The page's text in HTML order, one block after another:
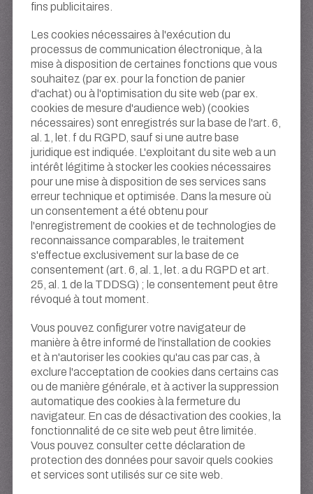
fins publicitaires.
Les cookies nécessaires à l'exécution du
processus de communication électronique, à la
mise à disposition de certaines fonctions que vous
souhaitez (par ex. pour la fonction de panier
d'achat) ou à l'optimisation du site web (par ex.
cookies de mesure d'audience web) (cookies
nécessaires) sont enregistrés sur la base de l'art. 6,
al. 1, let. f du RGPD, sauf si une autre base
juridique est indiquée. L'exploitant du site web a un
intérêt légitime à stocker les cookies nécessaires
pour une mise à disposition de ses services sans
erreur technique et optimisée. Dans la mesure où
un consentement a été obtenu pour
l'enregistrement de cookies et de technologies de
reconnaissance comparables, le traitement
s'effectue exclusivement sur la base de ce
consentement (art. 6, al. 1, let. a du RGPD et art.
25, al. 1 de la TDDSG) ; le consentement peut être
révoqué à tout moment.
Vous pouvez configurer votre navigateur de
manière à être informé de l'installation de cookies
et à n'autoriser les cookies qu'au cas par cas, à
exclure l'acceptation de cookies dans certains cas
ou de manière générale, et à activer la suppression
automatique des cookies à la fermeture du
navigateur. En cas de désactivation des cookies, la
fonctionnalité de ce site web peut être limitée.
Vous pouvez consulter cette déclaration de
protection des données pour savoir quels cookies
et services sont utilisés sur ce site web.